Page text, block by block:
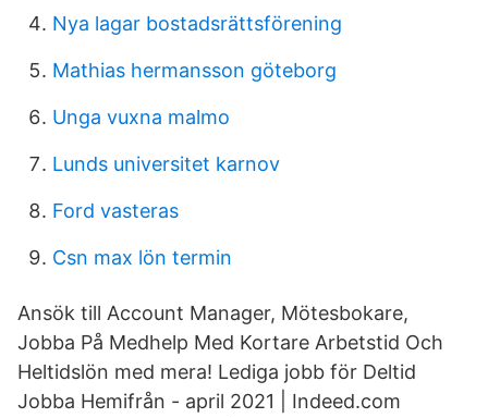
Nya lagar bostadsrättsförening
Mathias hermansson göteborg
Unga vuxna malmo
Lunds universitet karnov
Ford vasteras
Csn max lön termin
Ansök till Account Manager, Mötesbokare,
Jobba På Medhelp Med Kortare Arbetstid Och
Heltidslön med mera! Lediga jobb för Deltid
Jobba Hemifrån - april 2021 | Indeed.com